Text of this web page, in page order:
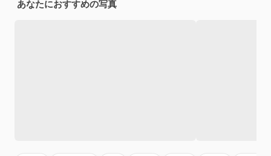
あなたにおすすめの写真